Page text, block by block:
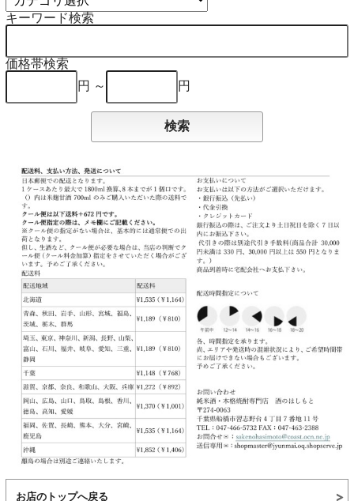
キーワード検索
価格帯検索
円 ～
円
お店のトップへ戻る